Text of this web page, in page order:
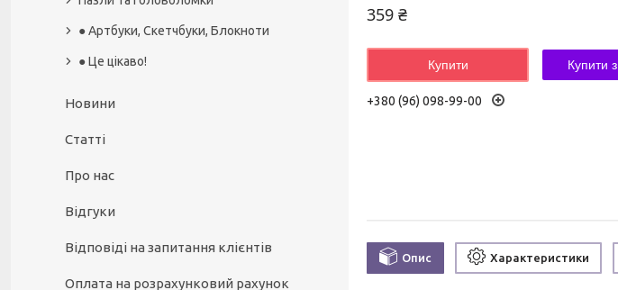
359 ₴
Купити Купити з
+380 (96) 098-99-00
Опис Характеристики
● Артбуки, Скетчбуки, Блокноти
● Це цікаво!
Новини
Статті
Про нас
Відгуки
Відповіді на запитання клієнтів
Оплата на розрахунковий рахунок